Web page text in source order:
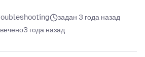
задан 3 года назад
3 года назад